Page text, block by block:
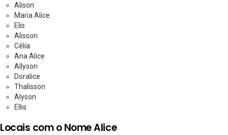
Alison
Maria Alice
Elis
Alisson
Célia
Ana Alice
Allyson
Doralice
Thalisson
Alyson
Ellis
Locais com o Nome Alice